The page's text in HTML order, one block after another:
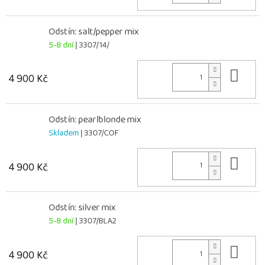
Odstín: salt/pepper mix
5-8 dní| 3307/14/
4 900 Kč
Odstín: pearlblonde mix
Skladem| 3307/COF
4 900 Kč
Odstín: silver mix
5-8 dní| 3307/BLA2
4 900 Kč